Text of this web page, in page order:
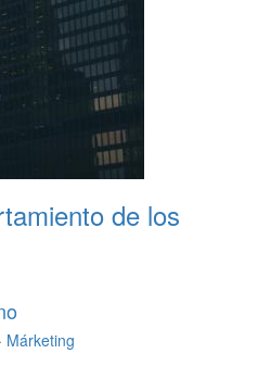
de los
Márketing